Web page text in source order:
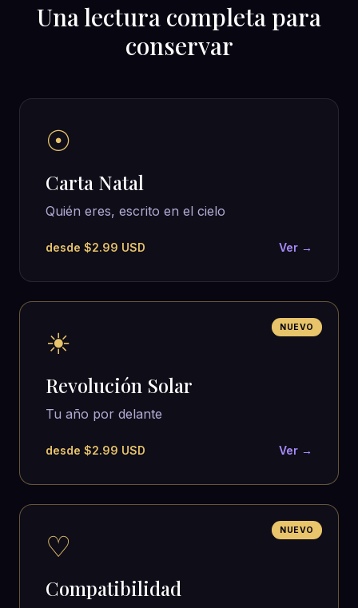
Una lectura completa para
conservar
☉
Carta Natal
Quién eres, escrito en el cielo
desde $2.99 USD Ver →
NUEVO
☀
Revolución Solar
Tu año por delante
desde $2.99 USD Ver →
NUEVO
♡
Compatibilidad